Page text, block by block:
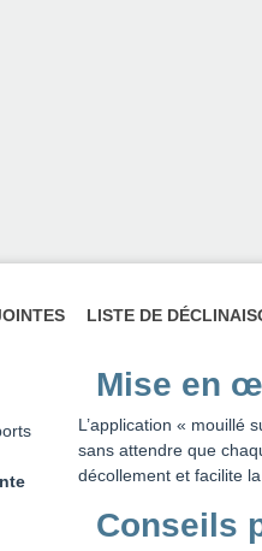
LISTE DE
Mise en
L’application « mouillé
sans attendre que
décollement et facilite
Conseils